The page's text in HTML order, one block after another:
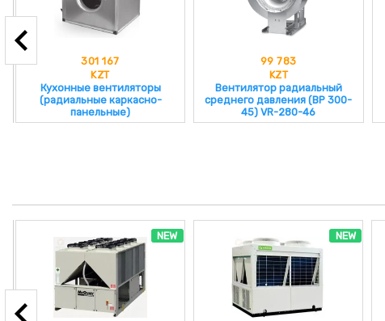
301 167
KZT
Кухонные вентиляторы
(радиальные каркасно-
панельные)
99 783
KZT
Вентилятор радиальный
среднего давления (ВР 300-
45) VR-280-46
NEW NEW